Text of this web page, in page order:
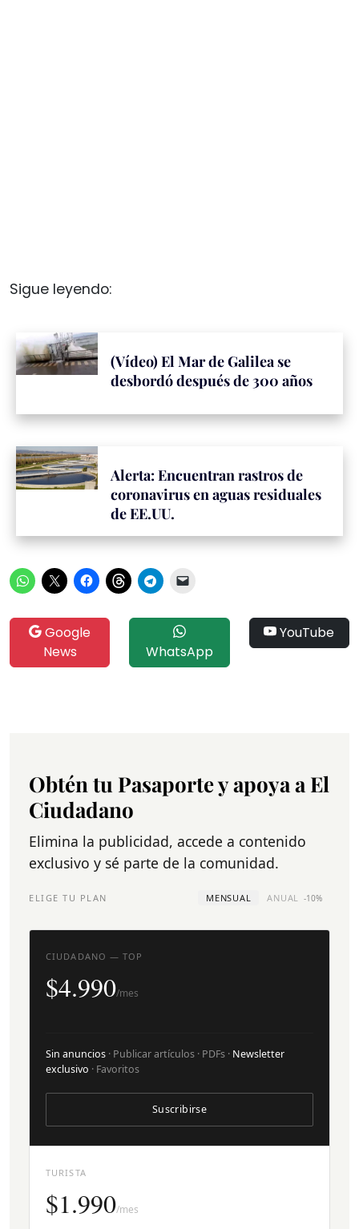
Sigue leyendo:
(Vídeo) El Mar de Galilea se
desbordó después de 300 años
Alerta: Encuentran rastros de
coronavirus en aguas residuales
de EE.UU.
Google
News
WhatsApp
YouTube
Obtén tu Pasaporte y apoya a El
Ciudadano
Elimina la publicidad, accede a contenido
exclusivo y sé parte de la comunidad.
ELIGE TU PLAN MENSUAL ANUAL -10%
TURISTA
$1.990/mes
CIUDADANO — TOP
$4.990/mes
Sin anuncios · Publicar artículos · PDFs · Newsletter
exclusivo · Favoritos
Suscribirse